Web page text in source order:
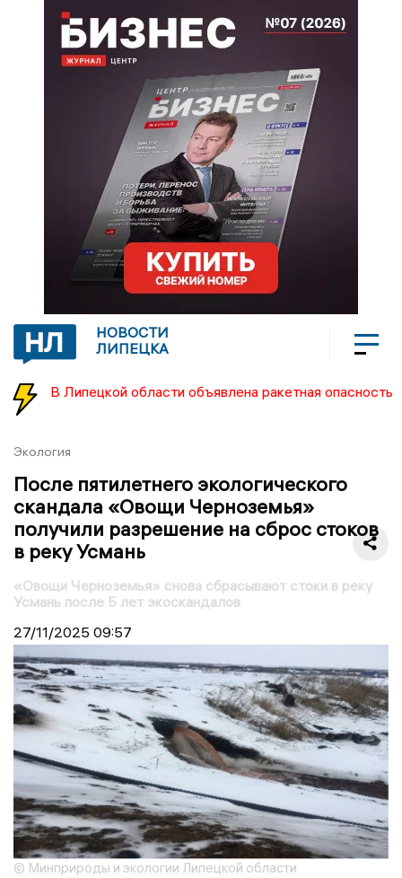
НОВОСТИ
ЛИПЕЦКА
В Липецкой области объявлена ракетная опасность
Экология
После пятилетнего экологического
скандала «Овощи Черноземья»
получили разрешение на сброс стоков
в реку Усмань
«Овощи Черноземья» снова сбрасывают стоки в реку
Усмань после 5 лет экоскандалов
27/11/2025 09:57
© Минприроды и экологии Липецкой области